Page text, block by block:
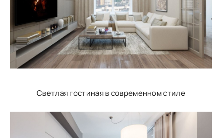
Светлая гостиная в современном стиле